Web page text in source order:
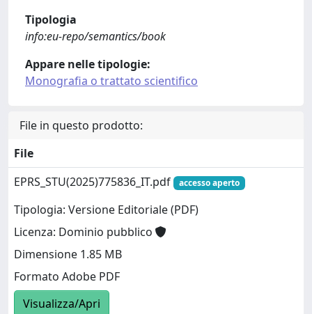
Tipologia
info:eu-repo/semantics/book
Appare nelle tipologie:
Monografia o trattato scientifico
File in questo prodotto:
File
EPRS_STU(2025)775836_IT.pdf
accesso aperto
Tipologia: Versione Editoriale (PDF)
Licenza: Dominio pubblico
Dimensione 1.85 MB
Formato Adobe PDF
Visualizza/Apri